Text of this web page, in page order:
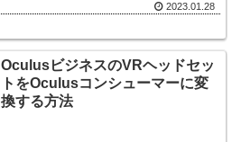
2023.01.28
OculusビジネスのVRヘッドセッ
トをOculusコンシューマーに変
換する方法